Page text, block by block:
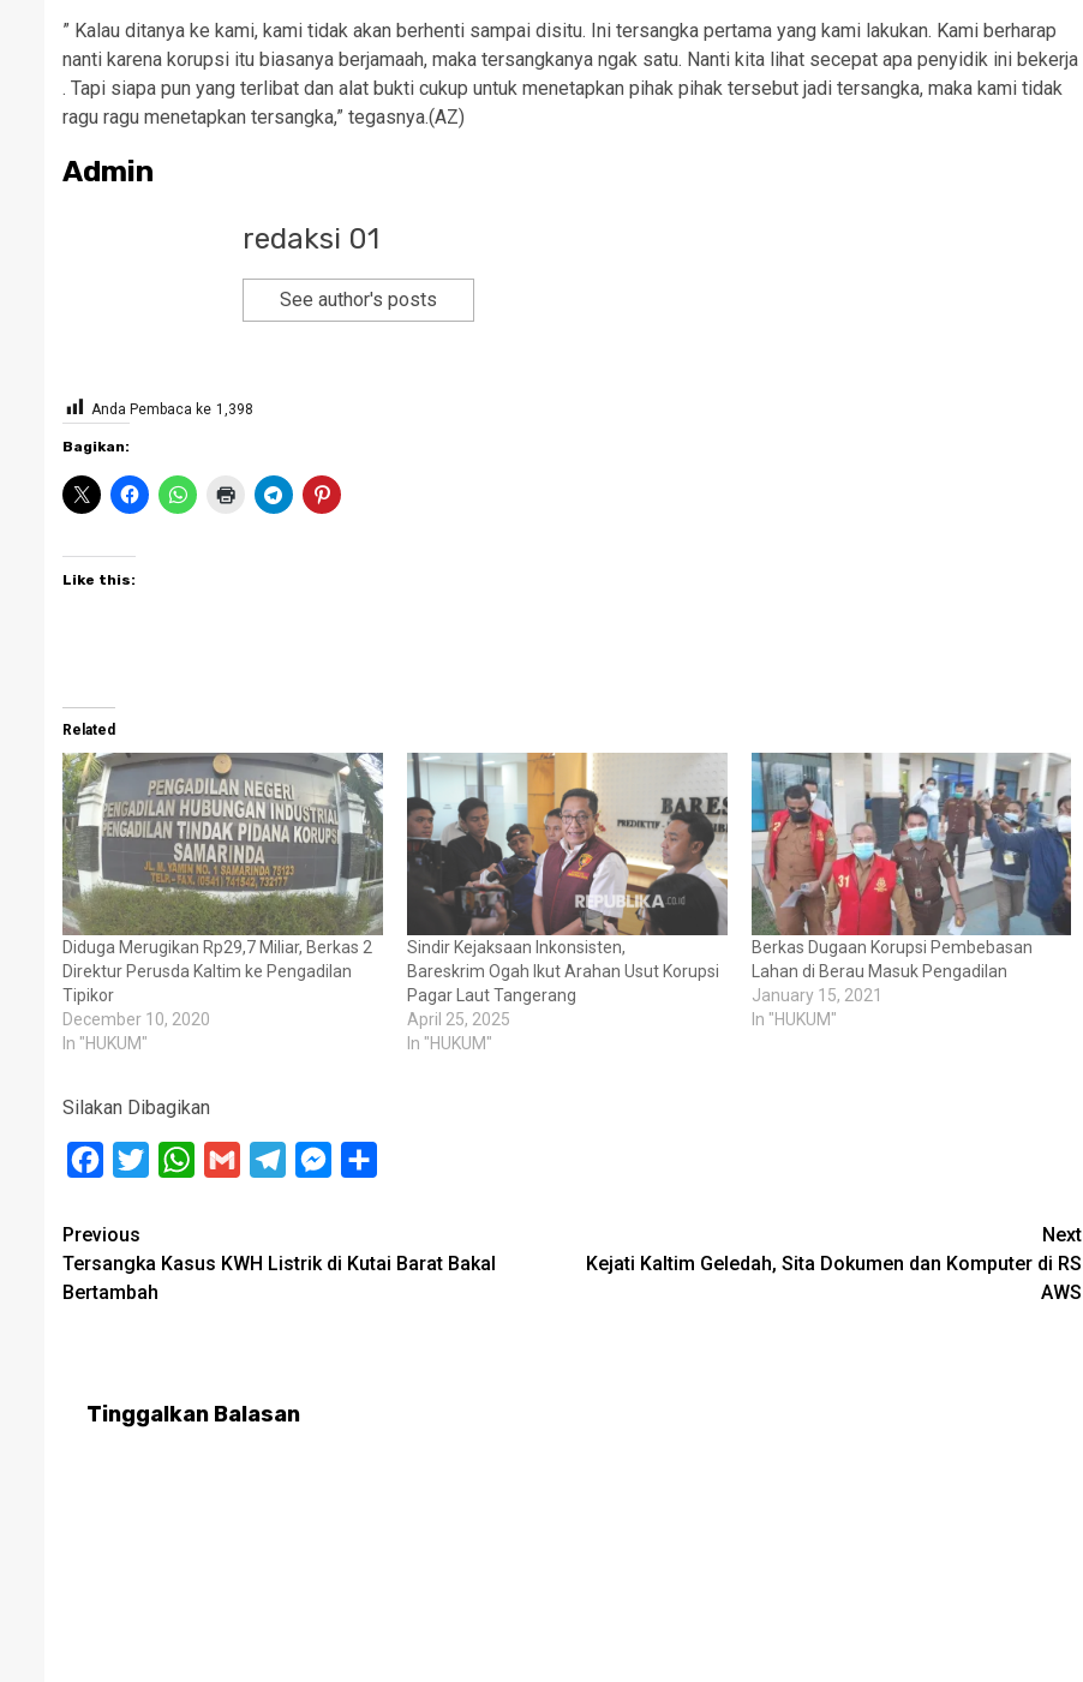
” Kalau ditanya ke kami, kami tidak akan berhenti sampai disitu. Ini tersangka pertama yang kami lakukan. Kami berharap
nanti karena korupsi itu biasanya berjamaah, maka tersangkanya ngak satu. Nanti kita lihat secepat apa penyidik ini bekerja
. Tapi siapa pun yang terlibat dan alat bukti cukup untuk menetapkan pihak pihak tersebut jadi tersangka, maka kami tidak
ragu ragu menetapkan tersangka,” tegasnya.(AZ)
Admin
redaksi 01
See author's posts
Anda Pembaca ke 1,398
Bagikan:
Like this:
Related
Diduga Merugikan Rp29,7 Miliar, Berkas 2
Direktur Perusda Kaltim ke Pengadilan
Tipikor
December 10, 2020
In "HUKUM"
Sindir Kejaksaan Inkonsisten,
Bareskrim Ogah Ikut Arahan Usut Korupsi
Pagar Laut Tangerang
April 25, 2025
In "HUKUM"
Berkas Dugaan Korupsi Pembebasan
Lahan di Berau Masuk Pengadilan
January 15, 2021
In "HUKUM"
Silakan Dibagikan
Facebook
Twitter WhatsApp
Gmail TelegramMessenger
Post
navigation
Previous
Tersangka Kasus KWH Listrik di Kutai Barat Bakal
Bertambah
Next
Kejati Kaltim Geledah, Sita Dokumen dan Komputer di RS
AWS
Tinggalkan Balasan